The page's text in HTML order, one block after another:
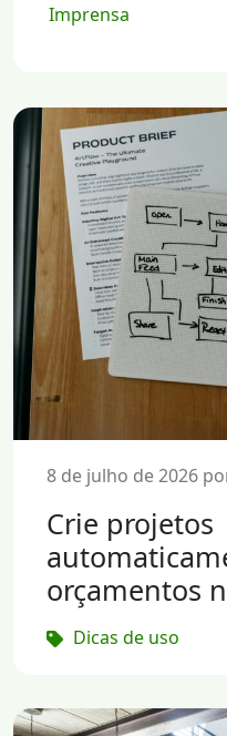
Imprensa
8 de julho de 2026
Crie projetos
orçamentos
Dicas de uso